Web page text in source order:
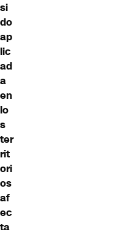
si
do
ap
lic
ad
a
en
lo
s
ter
rit
ori
os
af
ec